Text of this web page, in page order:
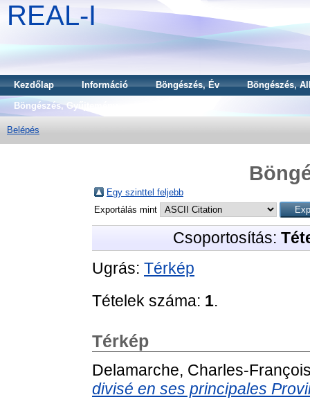
REAL-I
Kezdőlap Információ Böngészés, Év
Böngészés,
Böngészés, Gyűjtemény
Belépés
Egy szinttel feljebb
Exportálás mint
Csoportosítás:
Ugrás: Térkép
Tételek száma: 1.
Térkép
Delamarche, Charles-
divisé en ses principales